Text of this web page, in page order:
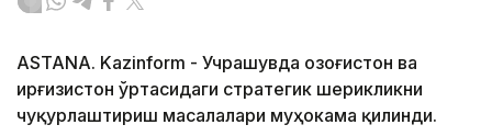
ASTANA. Kazinform - Учрашувда Қозоғистон ва
Қирғизистон ўртасидаги стратегик шерикликни
чуқурлаштириш масалалари муҳокама қилинди.